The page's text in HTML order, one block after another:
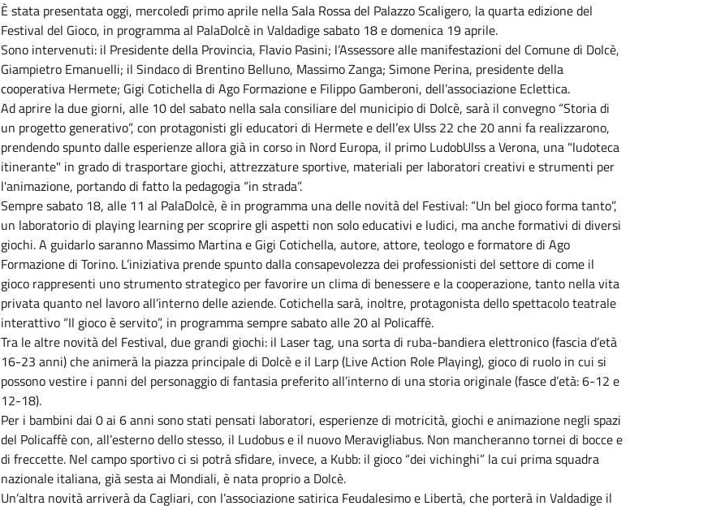
È stata presentata oggi, mercoledì primo aprile nella Sala Rossa del Palazzo Scaligero, la quarta edizione del
Festival del Gioco, in programma al PalaDolcè in Valdadige sabato 18 e domenica 19 aprile.
Sono intervenuti: il Presidente della Provincia, Flavio Pasini; l’Assessore alle manifestazioni del Comune di Dolcè,
Giampietro Emanuelli; il Sindaco di Brentino Belluno, Massimo Zanga; Simone Perina, presidente della
cooperativa Hermete; Gigi Cotichella di Ago Formazione e Filippo Gamberoni, dell’associazione Eclettica.
Ad aprire la due giorni, alle 10 del sabato nella sala consiliare del municipio di Dolcè, sarà il convegno “Storia di
un progetto generativo”, con protagonisti gli educatori di Hermete e dell’ex Ulss 22 che 20 anni fa realizzarono,
prendendo spunto dalle esperienze allora già in corso in Nord Europa, il primo LudobUlss a Verona, una "ludoteca
itinerante" in grado di trasportare giochi, attrezzature sportive, materiali per laboratori creativi e strumenti per
l'animazione, portando di fatto la pedagogia “in strada”.
Sempre sabato 18, alle 11 al PalaDolcè, è in programma una delle novità del Festival: “Un bel gioco forma tanto”,
un laboratorio di playing learning per scoprire gli aspetti non solo educativi e ludici, ma anche formativi di diversi
giochi. A guidarlo saranno Massimo Martina e Gigi Cotichella, autore, attore, teologo e formatore di Ago
Formazione di Torino. L’iniziativa prende spunto dalla consapevolezza dei professionisti del settore di come il
gioco rappresenti uno strumento strategico per favorire un clima di benessere e la cooperazione, tanto nella vita
privata quanto nel lavoro all’interno delle aziende. Cotichella sarà, inoltre, protagonista dello spettacolo teatrale
interattivo “Il gioco è servito”, in programma sempre sabato alle 20 al Policaffè.
Tra le altre novità del Festival, due grandi giochi: il Laser tag, una sorta di ruba-bandiera elettronico (fascia d’età
16-23 anni) che animerà la piazza principale di Dolcè e il Larp (Live Action Role Playing), gioco di ruolo in cui si
possono vestire i panni del personaggio di fantasia preferito all’interno di una storia originale (fasce d’età: 6-12 e
12-18).
Per i bambini dai 0 ai 6 anni sono stati pensati laboratori, esperienze di motricità, giochi e animazione negli spazi
del Policaffè con, all’esterno dello stesso, il Ludobus e il nuovo Meravigliabus. Non mancheranno tornei di bocce e
di freccette. Nel campo sportivo ci si potrà sfidare, invece, a Kubb: il gioco “dei vichinghi” la cui prima squadra
nazionale italiana, già sesta ai Mondiali, è nata proprio a Dolcè.
Un’altra novità arriverà da Cagliari, con l’associazione satirica Feudalesimo e Libertà, che porterà in Valdadige il